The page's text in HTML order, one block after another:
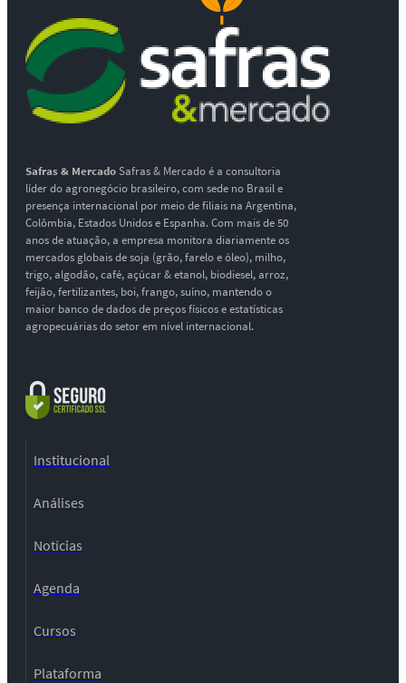
Safras & MercadoSafras & Mercado é a consultoria
líder do agronegócio brasileiro, com sede no Brasil e
presença internacional por meio de filiais na Argentina,
Colômbia, Estados Unidos e Espanha. Com mais de 50
anos de atuação, a empresa monitora diariamente os
mercados globais de soja (grão, farelo e óleo), milho,
trigo, algodão, café, açúcar & etanol, biodiesel, arroz,
feijão, fertilizantes, boi, frango, suíno, mantendo o
maior banco de dados de preços físicos e estatísticas
agropecuárias do setor em nível internacional.
Institucional
Análises
Notícias
Agenda
Cursos
Plataforma